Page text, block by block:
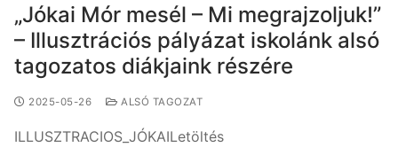
„Jókai Mór mesél – Mi megrajzoljuk!”
– Illusztrációs pályázat iskolánk alsó
tagozatos diákjaink részére
2025-05-26 ALSÓ TAGOZAT
ILLUSZTRACIOS_JÓKAILetöltés